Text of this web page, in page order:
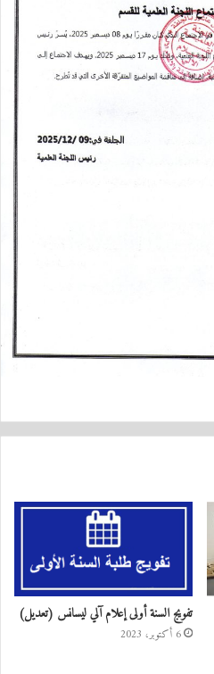
تفويج السنة أولى إعلام آلي ليسانس (تعديل)
6 أكتوبر، 2023